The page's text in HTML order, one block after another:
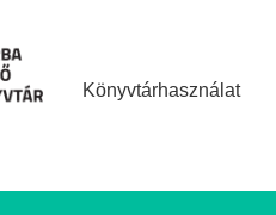
Könyvtárhasználat